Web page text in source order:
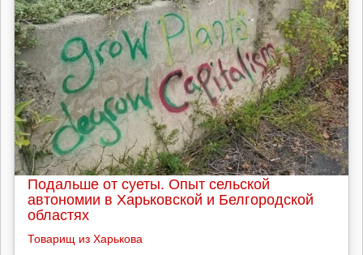
Подальше от суеты. Опыт сельской
автономии в Харьковской и Белгородской
областях
Товарищ из Харькова